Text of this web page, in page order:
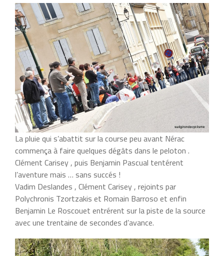
La pluie qui s’abattit sur la course peu avant Nérac
commença à faire quelques dégâts dans le peloton .
Clément Carisey , puis Benjamin Pascual tentérent
l’aventure mais … sans succés !
Vadim Deslandes , Clément Carisey , rejoints par
Polychronis Tzortzakis et Romain Barroso et enfin
Benjamin Le Roscouet entrérent sur la piste de la source
avec une trentaine de secondes d’avance.